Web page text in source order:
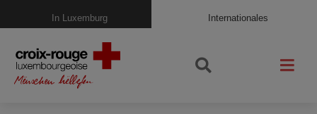
In Luxemburg Internationales